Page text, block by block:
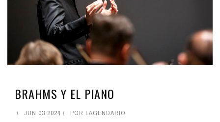
BRAHMS Y EL PIANO
JUN 03 2024 POR LAGENDARIO